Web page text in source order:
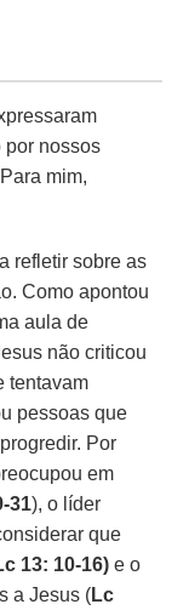
por nossos
mim,
refletir sobre as
Como apontou
aula de
não criticou
tentavam
pessoas que
Por
em
31), o líder
que
13: 10-16) e o
a Jesus (Lc